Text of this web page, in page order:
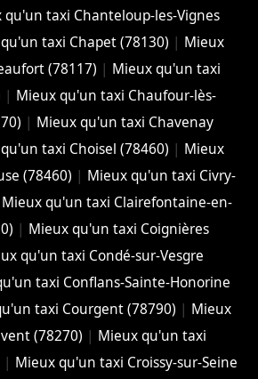
qu'un taxi Chanteloup-les-Vignes
taxi Chapet (78130) | Mieux
(78117) | Mieux qu'un taxi
| Mieux qu'un taxi Chaufour-lès-
| Mieux qu'un taxi Chavenay
taxi Choisel (78460) | Mieux
(78460) | Mieux qu'un taxi Civry-
Mieux qu'un taxi Clairefontaine-en-
| Mieux qu'un taxi Coignières
qu'un taxi Condé-sur-Vesgre
taxi Conflans-Sainte-Honorine
taxi Courgent (78790) | Mieux
(78270) | Mieux qu'un taxi
| Mieux qu'un taxi Croissy-sur-Seine